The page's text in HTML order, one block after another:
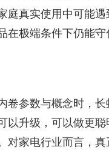
庭真实使用中可能
在极端条件下仍能
卷参数与概念时，
以升级，可以做更
对家电行业而言，